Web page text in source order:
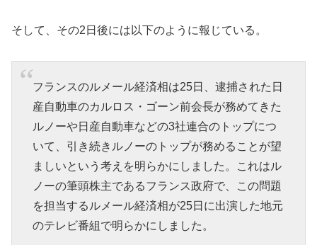
そして、その2日後には以下のように報じている。
フランスのルメール経済相は25日、逮捕された日
産自動車のカルロス・ゴーン前会長が務めてきた
ルノーや日産自動車などの3社連合のトップにつ
いて、引き続きルノーのトップが務めることが望
ましいという考えを明らかにしました。これはル
ノーの筆頭株主であるフランス政府で、この問題
を担当するルメール経済相が25日に出演した地元
のテレビ番組で明らかにしました。